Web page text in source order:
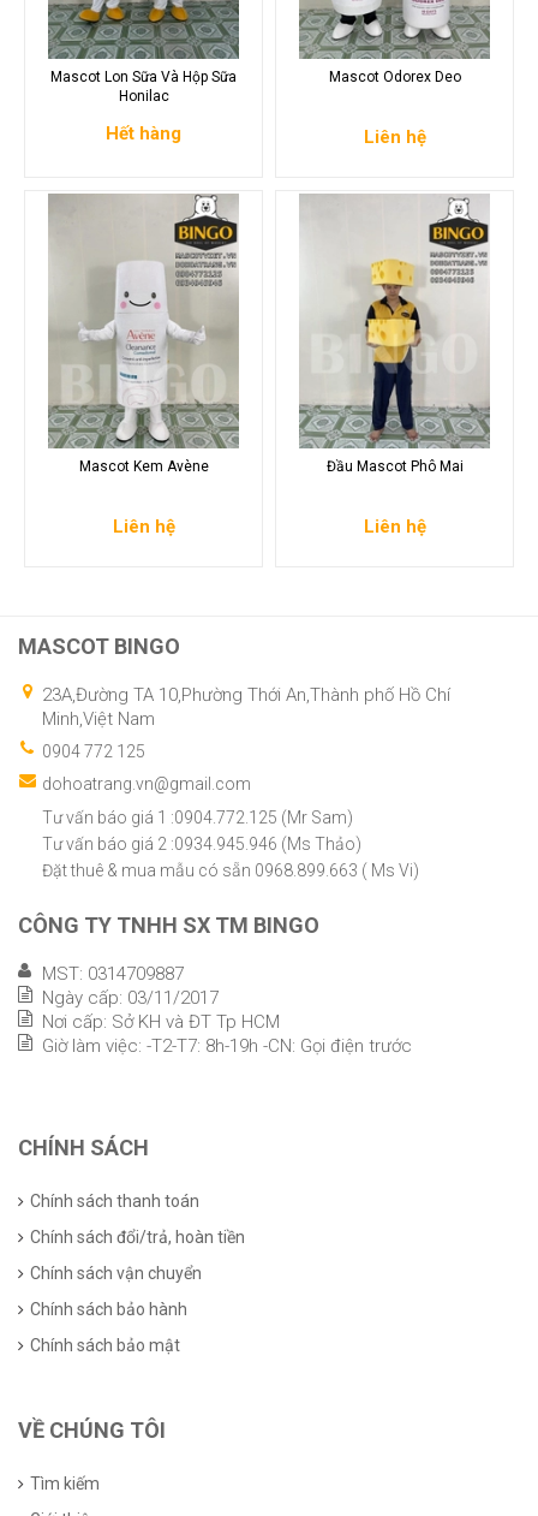
Mascot Lon Sữa Và Hộp Sữa
Honilac
Hết hàng
Mascot Odorex Deo
Liên hệ
Mascot Kem Avène
Liên hệ
Đầu Mascot Phô Mai
Liên hệ
MASCOT BINGO
23A,Đường TA 10,Phường Thới An,Thành phố Hồ Chí
Minh,Việt Nam
0904 772 125
dohoatrang.vn@gmail.com
Tư vấn báo giá 1 :0904.772.125 (Mr Sam)
Tư vấn báo giá 2 :0934.945.946 (Ms Thảo)
Đặt thuê & mua mẫu có sẵn 0968.899.663 ( Ms Vi)
CÔNG TY TNHH SX TM BINGO
MST: 0314709887
Ngày cấp: 03/11/2017
Nơi cấp: Sở KH và ĐT Tp HCM
Giờ làm việc: -T2-T7: 8h-19h -CN: Gọi điện trước
CHÍNH SÁCH
Chính sách thanh toán
Chính sách đổi/trả, hoàn tiền
Chính sách vận chuyển
Chính sách bảo hành
Chính sách bảo mật
VỀ CHÚNG TÔI
Tìm kiếm